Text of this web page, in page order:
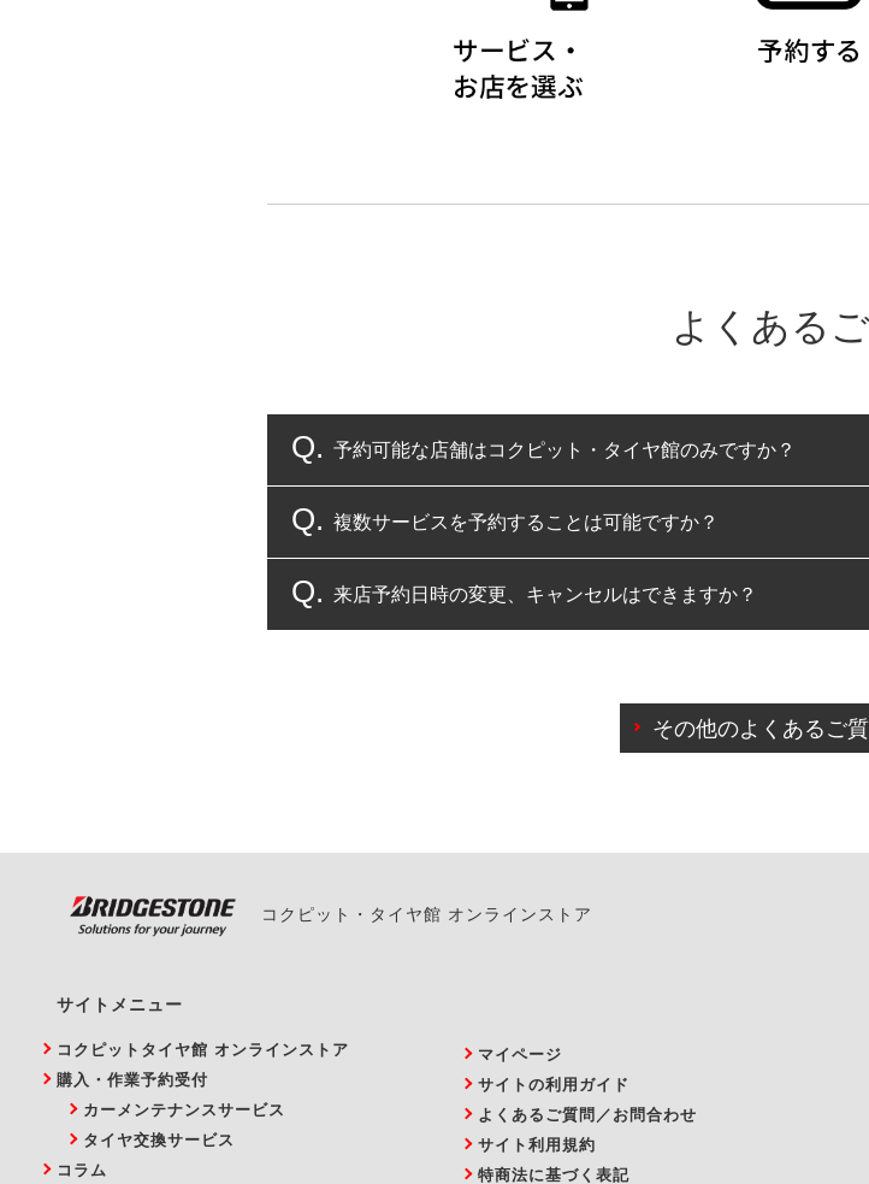
よくある
予約可能な店舗はコクピット・タイヤ館のみですか？
コクピット・タイヤ館のみとなります。
複数サービスを予約することは可能ですか？
複数サービスのご予約は可能です。
来店予約日時の変更、キャンセルはできますか？
また、やむを得ない事由によりご予約のキャンセルをご希
その他のよくあるご
コクピット・タイヤ館 オンラインストア
サイトメニュー
コクピットタイヤ館 オンラインストア
購入・作業予約受付
カーメンテナンスサービス
タイヤ交換サービス
コラム
マイページ
サイトの利用ガイド
よくあるご質問／お問合わせ
サイト利用規約
特商法に基づく表記